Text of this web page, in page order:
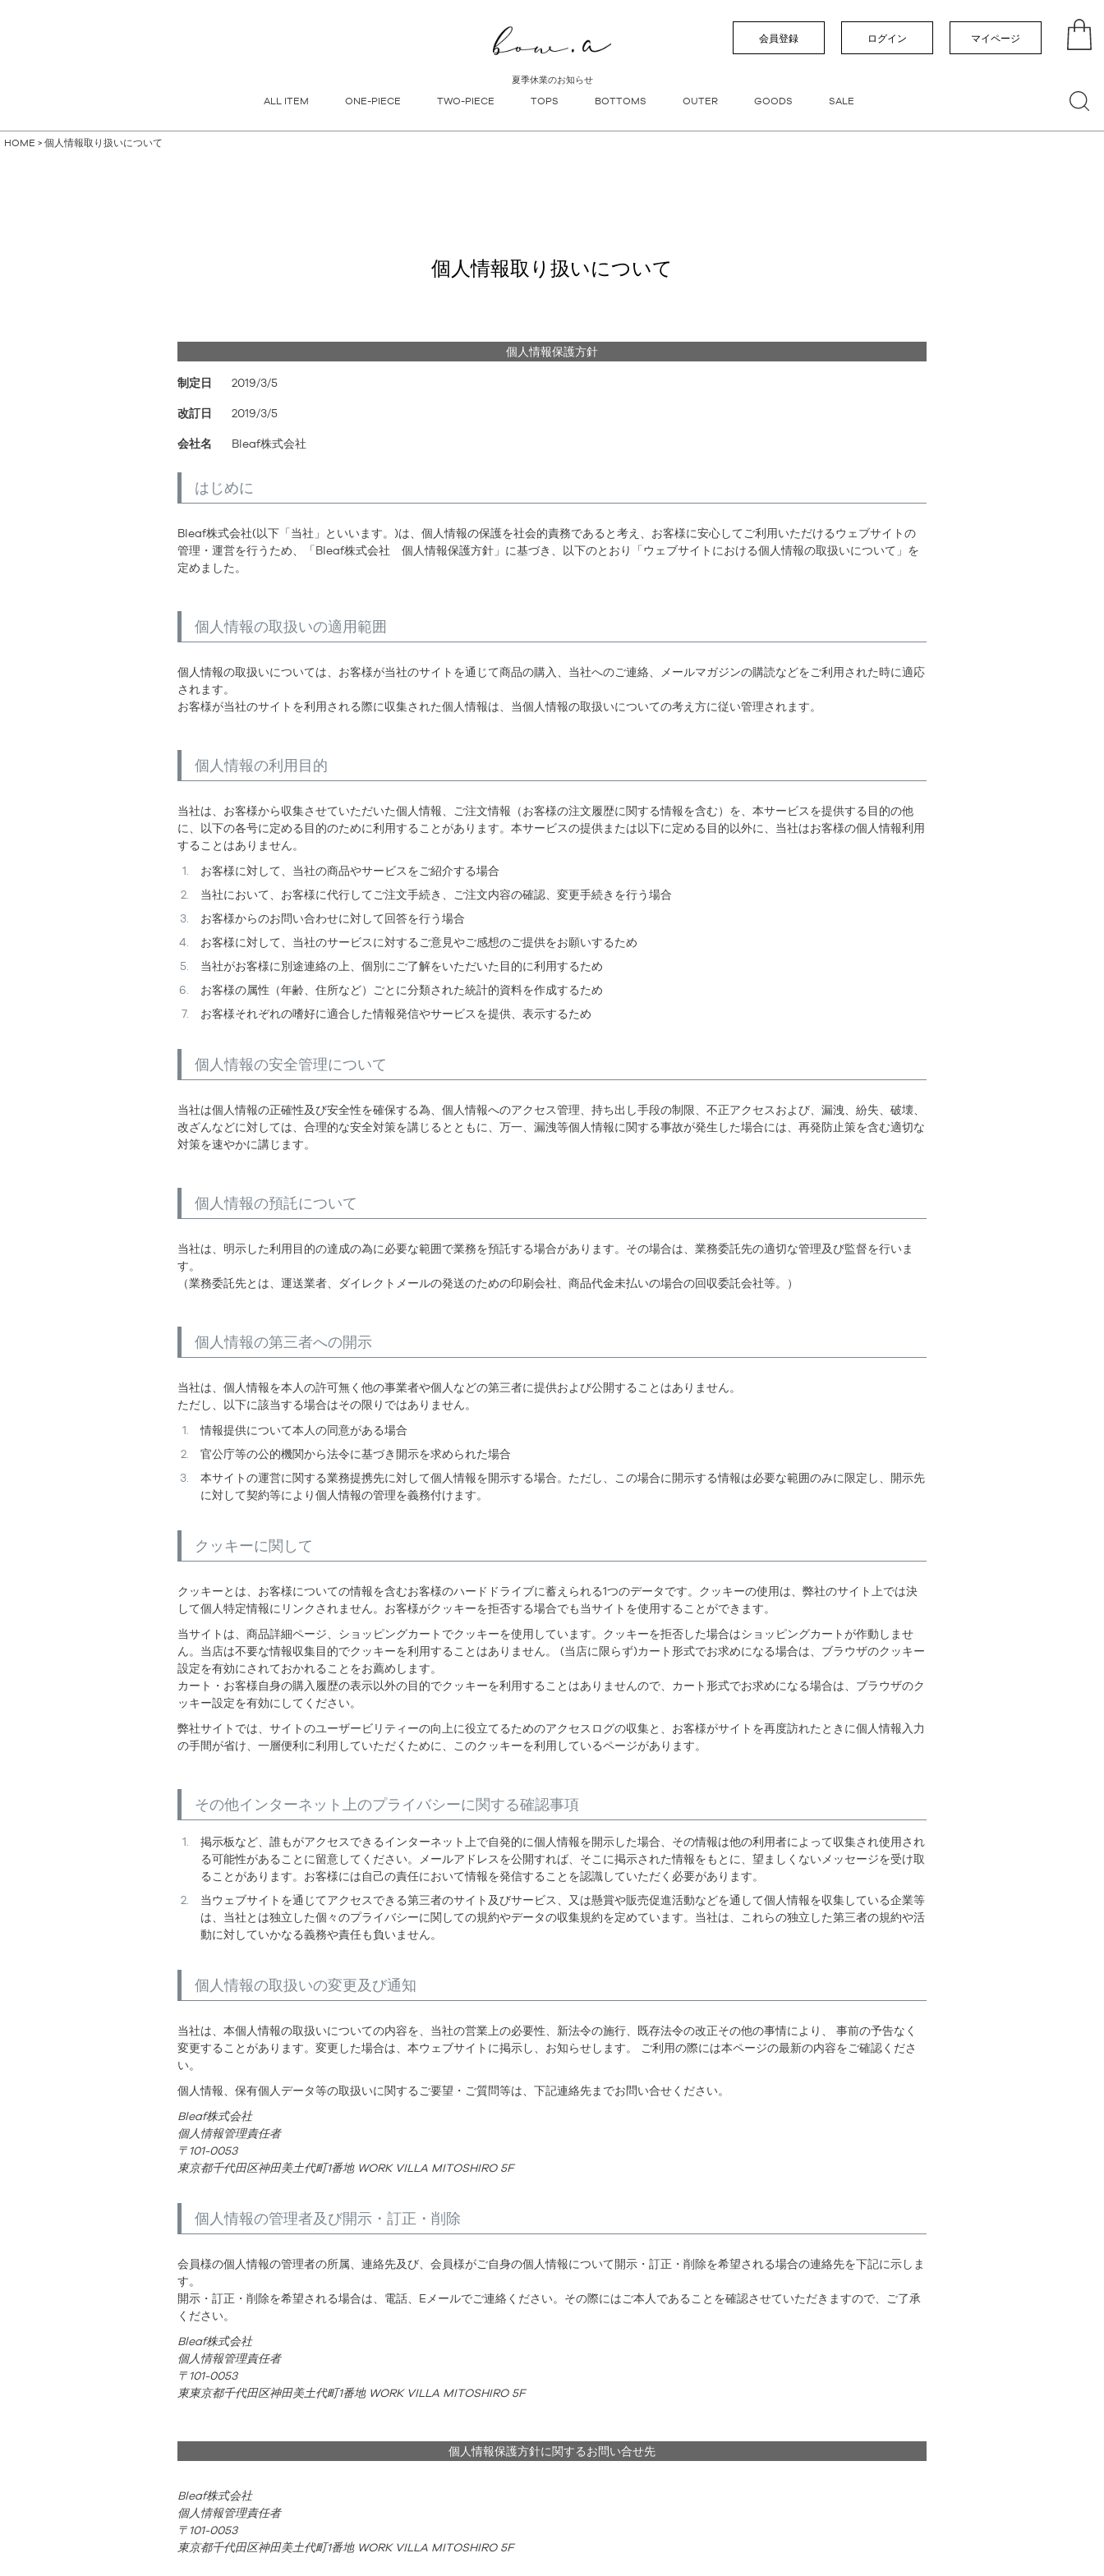
会員登録 ログイン マイページ
ALL ITEM ONE-PIECE TWO-PIECE TOPS BOTTOMS OUTER GOODS SALE
検索
夏季休業のお知らせ
HOME 個人情報取り扱いについて
個人情報取り扱いについて
個人情報保護方針
制定日 2019/3/5
改訂日 2019/3/5
会社名 Bleaf株式会社
はじめに
Bleaf株式会社(以下「当社」といいます。)は、個人情報の保護を社会的責務であると考え、お客様に安心してご利用いただけるウェブサイトの
管理・運営を行うため、「Bleaf株式会社 個人情報保護方針」に基づき、以下のとおり「ウェブサイトにおける個人情報の取扱いについて」を
定めました。
個人情報の取扱いの適用範囲
個人情報の取扱いについては、お客様が当社のサイトを通じて商品の購入、当社へのご連絡、メールマガジンの購読などをご利用された時に適応
されます。
お客様が当社のサイトを利用される際に収集された個人情報は、当個人情報の取扱いについての考え方に従い管理されます。
個人情報の利用目的
当社は、お客様から収集させていただいた個人情報、ご注文情報（お客様の注文履歴に関する情報を含む）を、本サービスを提供する目的の他
に、以下の各号に定める目的のために利用することがあります。本サービスの提供または以下に定める目的以外に、当社はお客様の個人情報利用
することはありません。
お客様に対して、当社の商品やサービスをご紹介する場合
当社において、お客様に代行してご注文手続き、ご注文内容の確認、変更手続きを行う場合
お客様からのお問い合わせに対して回答を行う場合
お客様に対して、当社のサービスに対するご意見やご感想のご提供をお願いするため
当社がお客様に別途連絡の上、個別にご了解をいただいた目的に利用するため
お客様の属性（年齢、住所など）ごとに分類された統計的資料を作成するため
お客様それぞれの嗜好に適合した情報発信やサービスを提供、表示するため
個人情報の安全管理について
当社は個人情報の正確性及び安全性を確保する為、個人情報へのアクセス管理、持ち出し手段の制限、不正アクセスおよび、漏洩、紛失、破壊、
改ざんなどに対しては、合理的な安全対策を講じるとともに、万一、漏洩等個人情報に関する事故が発生した場合には、再発防止策を含む適切な
対策を速やかに講じます。
個人情報の預託について
当社は、明示した利用目的の達成の為に必要な範囲で業務を預託する場合があります。その場合は、業務委託先の適切な管理及び監督を行いま
す。
（業務委託先とは、運送業者、ダイレクトメールの発送のための印刷会社、商品代金未払いの場合の回収委託会社等。）
個人情報の第三者への開示
当社は、個人情報を本人の許可無く他の事業者や個人などの第三者に提供および公開することはありません。
ただし、以下に該当する場合はその限りではありません。
情報提供について本人の同意がある場合
官公庁等の公的機関から法令に基づき開示を求められた場合
本サイトの運営に関する業務提携先に対して個人情報を開示する場合。ただし、この場合に開示する情報は必要な範囲のみに限定し、開示先
に対して契約等により個人情報の管理を義務付けます。
クッキーに関して
クッキーとは、お客様についての情報を含むお客様のハードドライブに蓄えられる1つのデータです。クッキーの使用は、弊社のサイト上では決
して個人特定情報にリンクされません。お客様がクッキーを拒否する場合でも当サイトを使用することができます。
当サイトは、商品詳細ページ、ショッピングカートでクッキーを使用しています。クッキーを拒否した場合はショッピングカートが作動しませ
ん。当店は不要な情報収集目的でクッキーを利用することはありません。 (当店に限らず)カート形式でお求めになる場合は、ブラウザのクッキー
設定を有効にされておかれることをお薦めします。
カート・お客様自身の購入履歴の表示以外の目的でクッキーを利用することはありませんので、カート形式でお求めになる場合は、ブラウザのク
ッキー設定を有効にしてください。
弊社サイトでは、サイトのユーザービリティーの向上に役立てるためのアクセスログの収集と、お客様がサイトを再度訪れたときに個人情報入力
の手間が省け、一層便利に利用していただくために、このクッキーを利用しているページがあります。
その他インターネット上のプライバシーに関する確認事項
掲示板など、誰もがアクセスできるインターネット上で自発的に個人情報を開示した場合、その情報は他の利用者によって収集され使用され
る可能性があることに留意してください。メールアドレスを公開すれば、そこに掲示された情報をもとに、望ましくないメッセージを受け取
ることがあります。お客様には自己の責任において情報を発信することを認識していただく必要があります。
当ウェブサイトを通じてアクセスできる第三者のサイト及びサービス、又は懸賞や販売促進活動などを通して個人情報を収集している企業等
は、当社とは独立した個々のプライバシーに関しての規約やデータの収集規約を定めています。当社は、これらの独立した第三者の規約や活
動に対していかなる義務や責任も負いません。
個人情報の取扱いの変更及び通知
当社は、本個人情報の取扱いについての内容を、当社の営業上の必要性、新法令の施行、既存法令の改正その他の事情により、 事前の予告なく
変更することがあります。変更した場合は、本ウェブサイトに掲示し、お知らせします。 ご利用の際には本ページの最新の内容をご確認くださ
い。
個人情報、保有個人データ等の取扱いに関するご要望・ご質問等は、下記連絡先までお問い合せください。
Bleaf株式会社
個人情報管理責任者
101-0053
東京都千代田区神田美土代町1番地 WORK VILLA MITOSHIRO 5F
個人情報の管理者及び開示・訂正・削除
会員様の個人情報の管理者の所属、連絡先及び、会員様がご自身の個人情報について開示・訂正・削除を希望される場合の連絡先を下記に示しま
す。
開示・訂正・削除を希望される場合は、電話、Eメールでご連絡ください。その際にはご本人であることを確認させていただきますので、ご了承
ください。
Bleaf株式会社
個人情報管理責任者
101-0053
東東京都千代田区神田美土代町1番地 WORK VILLA MITOSHIRO 5F
個人情報保護方針に関するお問い合せ先
Bleaf株式会社
個人情報管理責任者
101-0053
東京都千代田区神田美土代町1番地 WORK VILLA MITOSHIRO 5F